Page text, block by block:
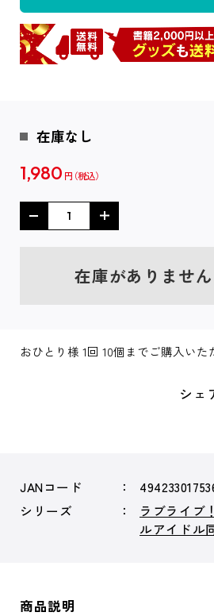
在庫なし
1,980 円
在庫がありません
おひとり様 1回 10個までご購入いた
シェ
JANコード
シリーズ
ラブライブ
ルアイドル
商品説明